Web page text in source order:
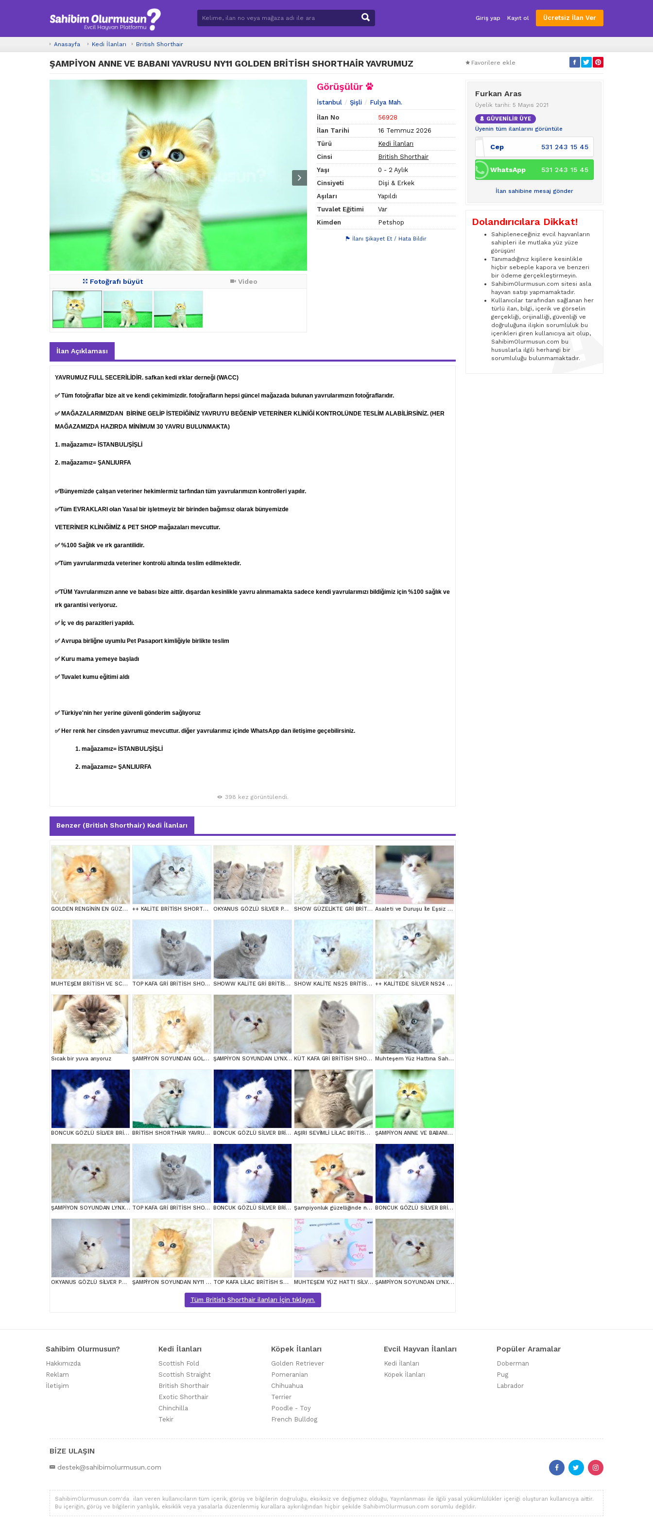
Giriş yap Kayıt ol Ücretsiz İlan Ver
Anasayfa Kedi İlanları British Shorthair
ŞAMPİYON ANNE VE BABANI YAVRUSU NY11 GOLDEN BRİTİSH SHORTHAİR YAVRUMUZ Favorilere ekle
Fotoğrafı büyüt Video
Görüşülür
İstanbul Şişli Fulya Mah.
İlan No
56928
İlan Tarihi
16 Temmuz 2026
Türü
Kedi İlanları
Cinsi
British Shorthair
Yaşı
0 - 2 Aylık
Cinsiyeti
Dişi & Erkek
Aşıları
Yapıldı
Tuvalet Eğitimi
Var
Kimden
Petshop
İlanı Şikayet Et / Hata Bildir
İlan Açıklaması
YAVRUMUZ FULL SECERİLİDİR. safkan kedi ırklar derneği (WACC)
✅ Tüm fotoğraflar bize ait ve kendi çekimimizdir. fotoğrafların hepsi güncel mağazada bulunan yavrularımızın fotoğraflarıdır.
✅ MAĞAZALARIMIZDAN BİRİNE GELİP İSTEDİĞİNİZ YAVRUYU BEĞENİP VETERİNER KLİNİĞİ KONTROLÜNDE TESLİM ALABİLİRSİNİZ. (HER
MAĞAZAMIZDA HAZIRDA MİNİMUM 30 YAVRU BULUNMAKTA)
1. mağazamız= İSTANBUL/ŞİŞLİ
2. mağazamız= ŞANLIURFA
✅Bünyemizde çalışan veteriner hekimlermiz tarfından tüm yavrularımızın kontrolleri yapılır.
✅Tüm EVRAKLARI olan Yasal bir işletmeyiz bir birinden bağımsız olarak bünyemizde
VETERİNER KLİNiĞİMİZ & PET SHOP mağazaları mevcuttur.
✅ %100 Sağlık ve ırk garantilidir.
✅Tüm yavrularımızda veteriner kontrolü altında teslim edilmektedir.
✅TÜM Yavrularımızın anne ve babası bize aittir. dışardan kesinlikle yavru alınmamakta sadece kendi yavrularımızı bildiğimiz için %100 sağlık ve
ırk garantisi veriyoruz.
✅ İç ve dış parazitleri yapıldı.
✅ Avrupa birliğne uyumlu Pet Pasaport kimliğiyle birlikte teslim
✅ Kuru mama yemeye başladı
✅ Tuvalet kumu eğitimi aldı
✅ Türkiye'nin her yerine güvenli gönderim sağlıyoruz
✅ Her renk her cinsden yavrumuz mevcuttur. diğer yavrularımız içinde WhatsApp dan iletişime geçebilirsiniz.
1. mağazamız= İSTANBUL/ŞİŞLİ
2. mağazamız= ŞANLIURFA
398 kez görüntülendi.
Benzer (British Shorthair) Kedi İlanları
GOLDEN RENGİNİN EN GÜZEL TONU NY11 BRİTİSH SHORTHAİR ++ KALİTE BRİTİSH SHORTHAİR OKYANUS GÖZLÜ SİLVER POİNT BRİTİSH SHORTHAİR YAVRUMUZ SHOW GÜZELİKTE GRİ BRİTİSH SHORTHAİR YAVRUMUZ Asaleti ve Duruşu İle Eşsiz Güzellikte Ragdoll
MUHTEŞEM BRİTİSH VE SCOTTİSH YAVRULAR TOP KAFA GRİ BRİTİSH SHORTHAİR YAVRUMUZ SHOWW KALİTE GRİ BRİTİSH SHORTHAİR YAVRUMUZ SHOW KALİTE NS25 BRİTİSH SHORTHAİR YAVRUMUZ DİŞİ ++ KALİTEDE SİLVER NS24 BRİTİSH SHORTHAİR
Sıcak bir yuva arıyoruz ŞAMPİYON SOYUNDAN GOLDEN NY11 BRİTİSH SHORTHAİR YAVRUMUZ erkek ŞAMPİYON SOYUNDAN LYNX BRİTİSH SHORTHAİR KÜT KAFA GRİ BRİTİSH SHORTHAİR Muhteşem Yüz Hattına Sahip gri british shorthair
BONCUK GÖZLÜ SİLVER BRİTİSH SHORTHAİR NS1133 BRİTİSH SHORTHAİR YAVRUMUZ BONCUK GÖZLÜ SİLVER BRİTİSH SHORTHAİR NS1133 AŞIRI SEVİMLİ LİLAC BRİTİSH SHORTHAİR ŞAMPİYON ANNE VE BABANI YAVRUSU NY11 GOLDEN BRİTİSH SHORTHAİR YAVRUMUZ
ŞAMPİYON SOYUNDAN LYNX BRİTİSH SHORTHAİR TOP KAFA GRİ BRİTİSH SHORTHAİR YAVRUMUZ BONCUK GÖZLÜ SİLVER BRİTİSH SHORTHAİR NS1133 Şampiyonluk güzelliğinde ny11 golden british shorthair BONCUK GÖZLÜ SİLVER BRİTİSH SHORTHAİR NS1133
OKYANUS GÖZLÜ SİLVER POİNT BRİTİSH SHORTHAİR YAVRUMUZ ŞAMPİYON SOYUNDAN NY11 GOLDEN BRİTİSH SHORTHAİR TOP KAFA LİLAC BRİTİSH SHORTHAİR YAVRULARIMIZ MUHTEŞEM YÜZ HATTI SİLVER BRİTİSH SHORTHAİR NS1133 ŞAMPİYON SOYUNDAN LYNX BRİTİSH SHORTHAİR
Tüm British Shorthair ilanları İçin tıklayın.
Furkan Aras
Üyelik tarihi: 5 Mayıs 2021
GÜVENİLİR ÜYE
Üyenin tüm ilanlarını görüntüle
Cep 531 243 15 45
WhatsApp 531 243 15 45
İlan sahibine mesaj gönder
Dolandırıcılara Dikkat!
Sahipleneceğiniz evcil hayvanların
sahipleri ile mutlaka yüz yüze
görüşün!
Tanımadığınız kişilere kesinlikle
hiçbir sebeple kapora ve benzeri
bir ödeme gerçekleştirmeyin.
SahibimOlurmusun.com sitesi asla
hayvan satışı yapmamaktadır.
Kullanıcılar tarafından sağlanan her
türlü ilan, bilgi, içerik ve görselin
gerçekliği, orijinalliği, güvenliği ve
doğruluğuna ilişkin sorumluluk bu
içerikleri giren kullanıcıya ait olup,
SahibimOlurmusun.com bu
hususlarla ilgili herhangi bir
sorumluluğu bulunmamaktadır.
Sahibim Olurmusun?
Hakkımızda
Reklam
İletişim
Kedi İlanları
Scottish Fold
Scottish Straight
British Shorthair
Exotic Shorthair
Chinchilla
Tekir
Köpek İlanları
Golden Retriever
Pomeranian
Chihuahua
Terrier
Poodle - Toy
French Bulldog
Evcil Hayvan İlanları
Kedi İlanları
Köpek İlanları
Popüler Aramalar
Doberman
Pug
Labrador
BİZE ULAŞIN
destek@sahibimolurmusun.com
SahibimOlurmusun.com'da ilan veren kullanıcıların tüm içerik, görüş ve bilgilerin doğruluğu, eksiksiz ve değişmez olduğu, Yayınlanması ile ilgili yasal yükümlülükler içeriği oluşturan kullanıcıya aittir.
Bu içeriğin, görüş ve bilgilerin yanlışlık, eksiklik veya yasalarla düzenlenmiş kurallara aykırılığından hiçbir şekilde SahibimOlurmusun.com sorumlu değildir.